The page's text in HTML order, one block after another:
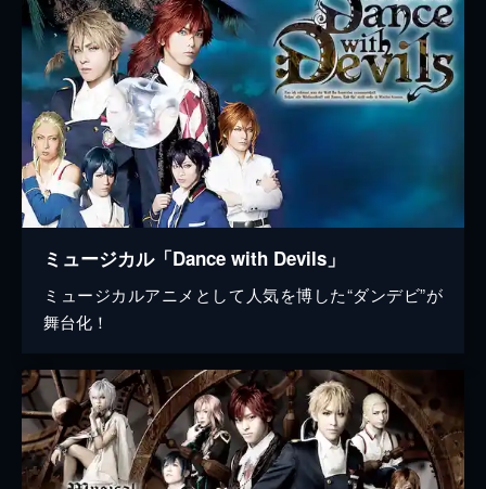
ミュージカル「Dance with Devils」
ミュージカルアニメとして人気を博した“ダンデビ”が
舞台化！